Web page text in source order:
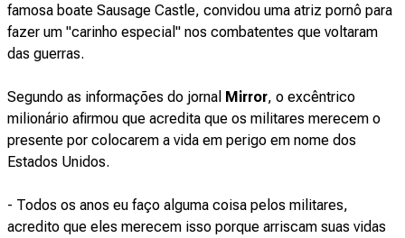
famosa boate Sausage Castle, convidou uma atriz pornô para
fazer um "carinho especial" nos combatentes que voltaram
das guerras.
Segundo as informações do jornal Mirror, o excêntrico
milionário afirmou que acredita que os militares merecem o
presente por colocarem a vida em perigo em nome dos
Estados Unidos.
- Todos os anos eu faço alguma coisa pelos militares,
acredito que eles merecem isso porque arriscam suas vidas